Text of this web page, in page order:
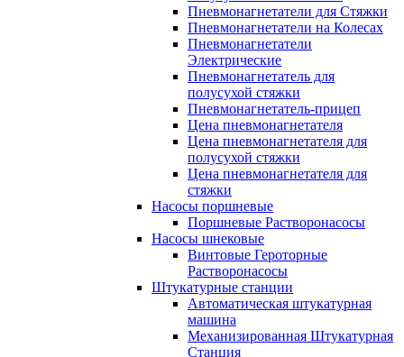
Пневмонагнетатели для Стяжки
Пневмонагнетатели на Колесах
Пневмонагнетатели
Электрические
Пневмонагнетатель для
полусухой стяжки
Пневмонагнетатель-прицеп
Цена пневмонагнетателя
Цена пневмонагнетателя для
полусухой стяжки
Цена пневмонагнетателя для
стяжки
Насосы поршневые
Поршневые Растворонасосы
Насосы шнековые
Винтовые Героторные
Растворонасосы
Штукатурные станции
Автоматическая штукатурная
машина
Механизированная Штукатурная
Станция